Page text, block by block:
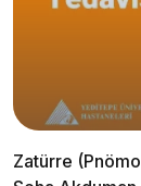
Zatürre